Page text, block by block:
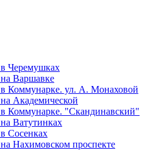
Черемушках
Варшавке
Коммунарке. ул. А. Монаховой
Академической
Коммунарке. "Скандинавский"
Ватутинках
Сосенках
Нахимовском проспекте